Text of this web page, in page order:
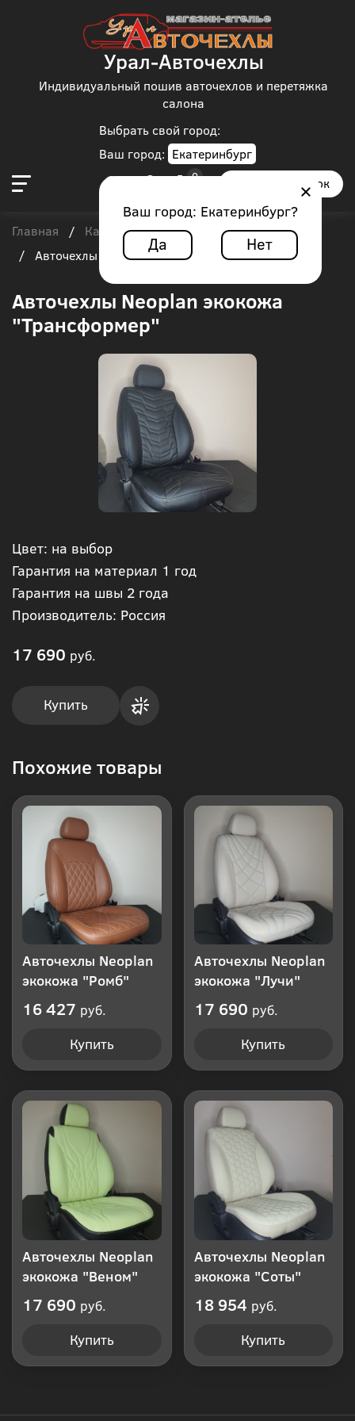
Выбрать свой город:
Ваш город: Екатеринбург
Ваш город: Екатеринбург?
Да Нет
Урал-Авточехлы
Индивидуальный пошив авточехлов и перетяжка
салона
Заказать звонок
Главная / Каталог чехлов / Автобус / Neoplan
/
Авточехлы Neoplan экокожа "Трансформер"
Авточехлы Neoplan экокожа
"Трансформер"
Цвет: на выбор
Гарантия на материал 1 год
Гарантия на швы 2 года
Производитель: Россия
17 690 руб.
Купить
Похожие товары
Авточехлы Neoplan
экокожа "Ромб"
16 427 руб.
Купить
Авточехлы Neoplan
экокожа "Лучи"
17 690 руб.
Купить
Авточехлы Neoplan
экокожа "Веном"
17 690 руб.
Купить
Авточехлы Neoplan
экокожа "Соты"
18 954 руб.
Купить